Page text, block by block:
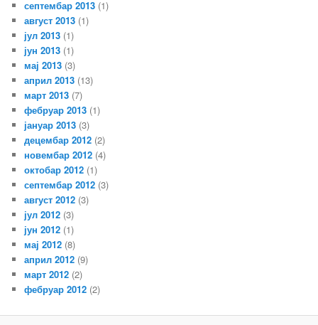
септембар 2013 (1)
август 2013 (1)
јул 2013 (1)
јун 2013 (1)
мај 2013 (3)
април 2013 (13)
март 2013 (7)
фебруар 2013 (1)
јануар 2013 (3)
децембар 2012 (2)
новембар 2012 (4)
октобар 2012 (1)
септембар 2012 (3)
август 2012 (3)
јул 2012 (3)
јун 2012 (1)
мај 2012 (8)
април 2012 (9)
март 2012 (2)
фебруар 2012 (2)